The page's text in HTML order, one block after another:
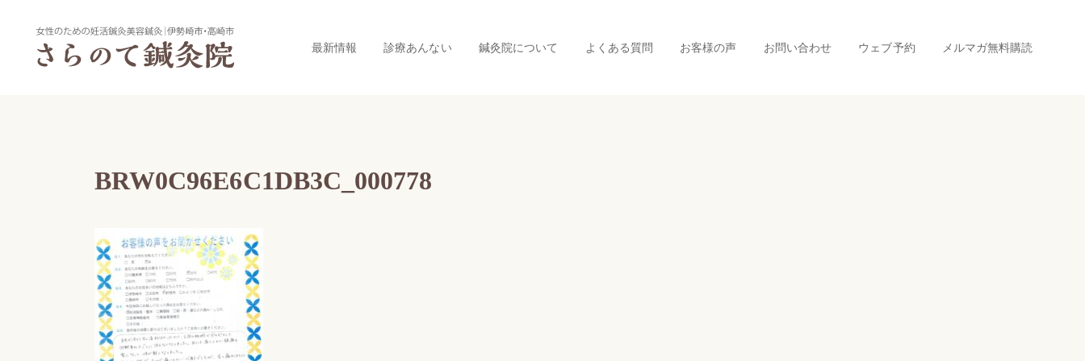
最新情報 診療あんない 鍼灸院について よくある質問 お客様の声 お問い合わせ ウェブ予約 メルマガ無料購読
BRW0C96E6C1DB3C_000778